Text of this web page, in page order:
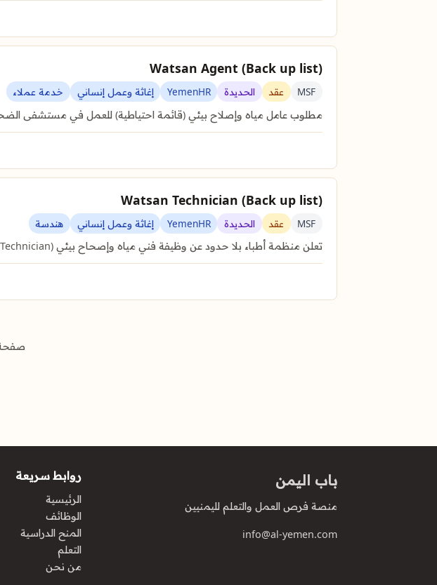
Watsan Agent (Back up list)
MSF عقد الحديدة YemenHR إغاثة وعمل إنساني خدمة عملاء
مطلوب عامل مياه وإصلاح بيئي (قائمة احتياطية) للعمل في مستشفى
Watsan Technician (Back up list)
MSF عقد الحديدة YemenHR إغاثة وعمل إنساني هندسة
تعلن منظمة أطباء بلا حدود عن وظيفة فني مياه وإصحاح بيئي (Watsan Technician) في مستشفى الضحى بمحافظة الحديدة.
صفحة 1 من
باب اليمن
منصة فرص العمل والتعلم لليمنيين
info@al-yemen.com
روابط سريعة
الرئيسية
الوظائف
المنح الدراسية
التعلم
من نحن